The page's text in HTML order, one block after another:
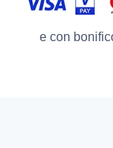
-
- Installazione
e con